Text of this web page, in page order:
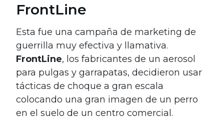
FrontLine
Esta fue una campaña de marketing de
guerrilla muy efectiva y llamativa.
FrontLine, los fabricantes de un aerosol
para pulgas y garrapatas, decidieron usar
tácticas de choque a gran escala
colocando una gran imagen de un perro
en el suelo de un centro comercial.